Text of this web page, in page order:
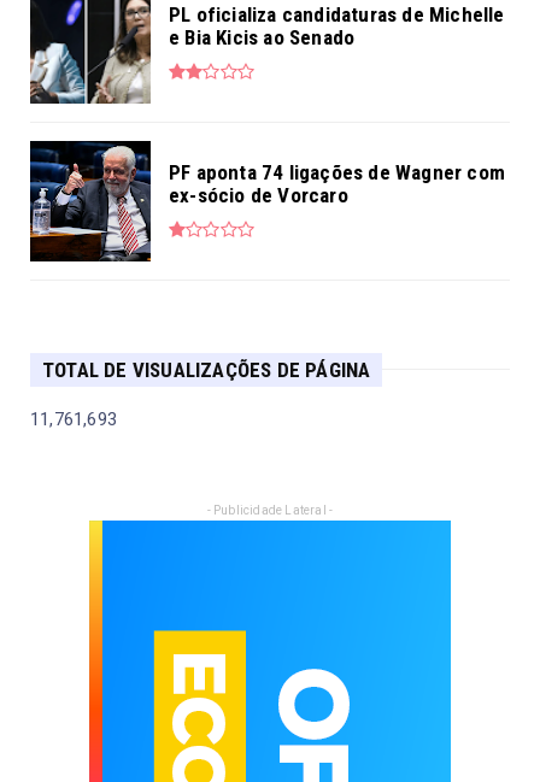
PL oficializa candidaturas de Michelle
e Bia Kicis ao Senado
PF aponta 74 ligações de Wagner com
ex-sócio de Vorcaro
TOTAL DE VISUALIZAÇÕES DE PÁGINA
11,761,693
- Publicidade Lateral -